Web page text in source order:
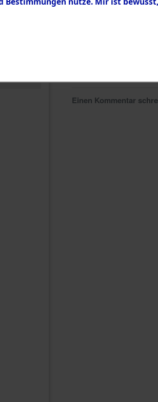
Einen Kommentar